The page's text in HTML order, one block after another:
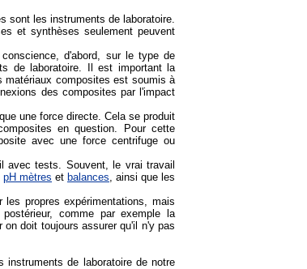
sont les instruments de laboratoire.
et synthèses seulement peuvent
d'abord, sur le type de
de laboratoire. Il est important la
matériaux composites est soumis à
des composites par l'impact
une force directe. Cela se produit
en question. Pour cette
avec une force centrifuge ou
avec tests. Souvent, le vrai travail
pH mètres et balances, ainsi que les
propres expérimentations, mais
comme par exemple la
doit toujours assurer qu'il n'y pas
de laboratoire de notre